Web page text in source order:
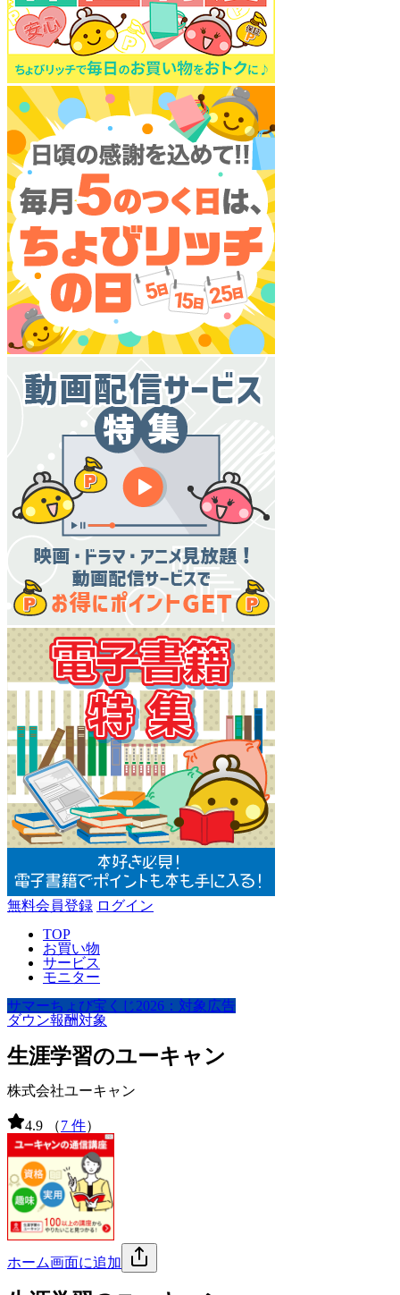
無料会員登録 ログイン
TOP
お買い物
サービス
モニター
サマーちょび宝くじ2026：対象広告
ダウン報酬対象
生涯学習のユーキャン
株式会社ユーキャン
4.9 （7 件）
ホーム画面に追加